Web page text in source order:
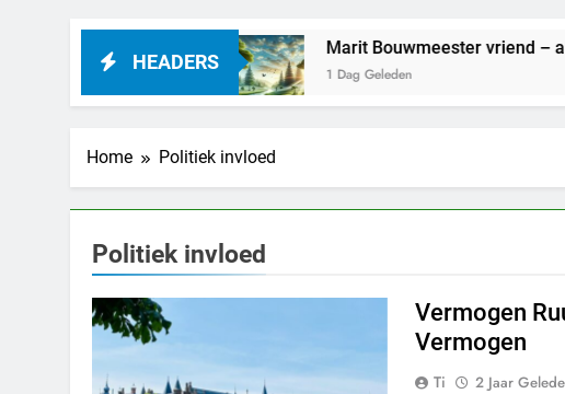
HEADERS
betekenen Marit Bouwmeester vriend – alles
1 Dag Geleden
Home Politiek invloed
Politiek invloed
Vermogen
Vermogen
Ti 2 Jaar